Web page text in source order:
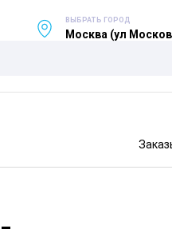
ВЫБРАТЬ ГОРОД
Москва (ул